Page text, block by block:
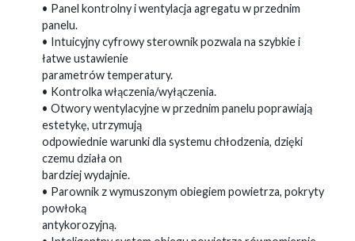
• Panel kontrolny i wentylacja agregatu w przednim
panelu.
• Intuicyjny cyfrowy sterownik pozwala na szybkie i
łatwe ustawienie
parametrów temperatury.
• Kontrolka włączenia/wyłączenia.
• Otwory wentylacyjne w przednim panelu poprawiają
estetykę, utrzymują
odpowiednie warunki dla systemu chłodzenia, dzięki
czemu działa on
bardziej wydajnie.
• Parownik z wymuszonym obiegiem powietrza, pokryty
powłoką
antykorozyjną.